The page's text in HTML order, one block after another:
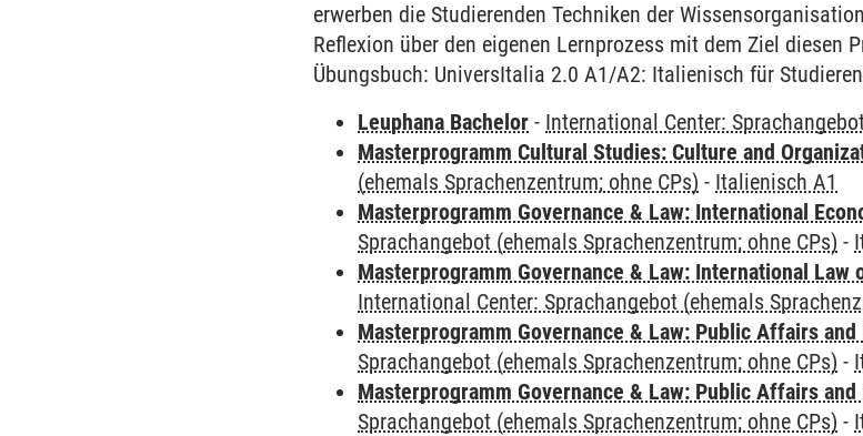
erwerben die Studierenden Techniken der
Reflexion über den eigenen Lernprozess mit dem Ziel diesen
Übungsbuch: UniversItalia 2.0 A1/A2: Italienisch für
Leuphana Bachelor - International Center:
Masterprogramm Cultural Studies: Culture and
(ehemals Sprachenzentrum; ohne CPs) - Italienisch A1
Masterprogramm Governance & Law: International
Sprachangebot (ehemals Sprachenzentrum; ohne CPs) -
Masterprogramm Governance & Law: International Law
International Center: Sprachangebot (ehemals
Masterprogramm Governance & Law: Public Affairs and
Sprachangebot (ehemals Sprachenzentrum; ohne CPs) -
Masterprogramm Governance & Law: Public Affairs and
Sprachangebot (ehemals Sprachenzentrum; ohne CPs) -